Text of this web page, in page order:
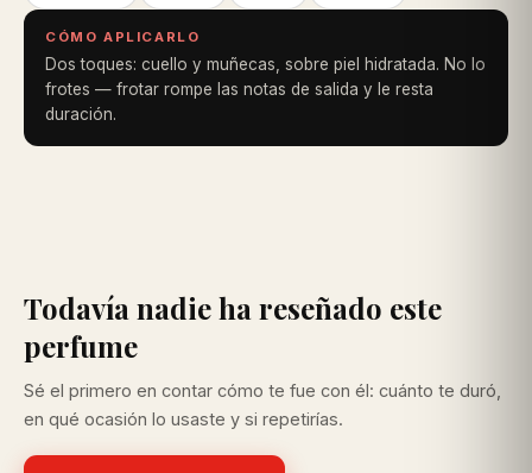
CÓMO APLICARLO
Dos toques: cuello y muñecas, sobre piel hidratada. No lo
frotes — frotar rompe las notas de salida y le resta
duración.
Todavía nadie ha reseñado este
perfume
Sé el primero en contar cómo te fue con él: cuánto te duró,
en qué ocasión lo usaste y si repetirías.